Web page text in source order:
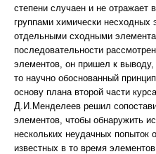
степени случаен и не отражает
группами химически
отдельными сходными
последовательности
элементов, он пришел к
то научно обоснованный
основу плана второй части
Д.И.Менделеев решил
элементов, чтобы обнаружить
нескольких неудачных попыток
известных в то время